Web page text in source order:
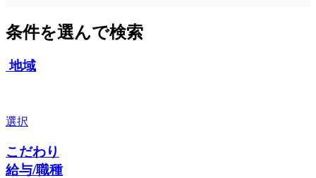
条件を選んで検索
地域
選択
こだわり
給与/職種